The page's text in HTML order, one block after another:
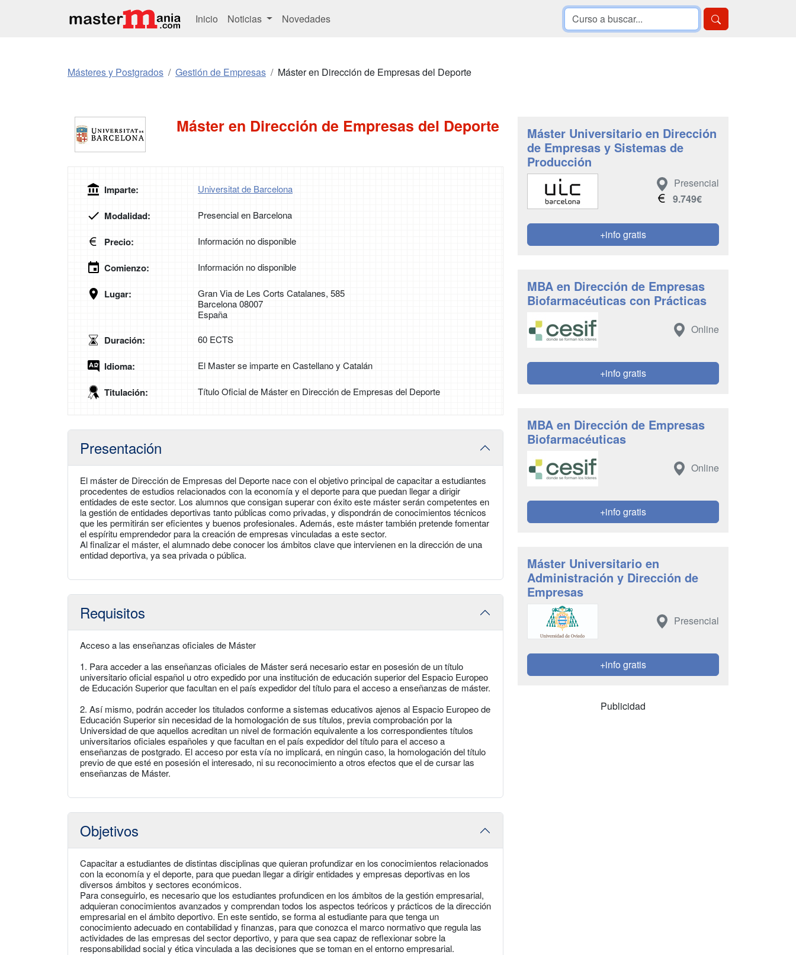
Inicio Noticias Novedades
Másteres y Postgrados Gestión de Empresas Máster en Dirección de Empresas del Deporte
Máster en Dirección de Empresas del Deporte
Imparte: Universitat de Barcelona
Modalidad: Presencial en Barcelona
Precio: Información no disponible
Comienzo: Información no disponible
Lugar:
Gran Via de Les Corts Catalanes, 585
Barcelona 08007
España
Duración: 60 ECTS
Idioma: El Master se imparte en Castellano y Catalán
Titulación: Título Oficial de Máster en Dirección de Empresas del Deporte
Presentación
El máster de Dirección de Empresas del Deporte nace con el objetivo principal de capacitar a estudiantes
procedentes de estudios relacionados con la economía y el deporte para que puedan llegar a dirigir
entidades de este sector. Los alumnos que consigan superar con éxito este máster serán competentes en
la gestión de entidades deportivas tanto públicas como privadas, y dispondrán de conocimientos técnicos
que les permitirán ser eficientes y buenos profesionales. Además, este máster también pretende fomentar
el espíritu emprendedor para la creación de empresas vinculadas a este sector.
Al finalizar el máster, el alumnado debe conocer los ámbitos clave que intervienen en la dirección de una
entidad deportiva, ya sea privada o pública.
Requisitos
Acceso a las enseñanzas oficiales de Máster
1. Para acceder a las enseñanzas oficiales de Máster será necesario estar en posesión de un título
universitario oficial español u otro expedido por una institución de educación superior del Espacio Europeo
de Educación Superior que facultan en el país expedidor del título para el acceso a enseñanzas de máster.
2. Así mismo, podrán acceder los titulados conforme a sistemas educativos ajenos al Espacio Europeo de
Educación Superior sin necesidad de la homologación de sus títulos, previa comprobación por la
Universidad de que aquellos acreditan un nivel de formación equivalente a los correspondientes títulos
universitarios oficiales españoles y que facultan en el país expedidor del título para el acceso a
enseñanzas de postgrado. El acceso por esta vía no implicará, en ningún caso, la homologación del título
previo de que esté en posesión el interesado, ni su reconocimiento a otros efectos que el de cursar las
enseñanzas de Máster.
Objetivos
Capacitar a estudiantes de distintas disciplinas que quieran profundizar en los conocimientos relacionados
con la economía y el deporte, para que puedan llegar a dirigir entidades y empresas deportivas en los
diversos ámbitos y sectores económicos.
Para conseguirlo, es necesario que los estudiantes profundicen en los ámbitos de la gestión empresarial,
adquieran conocimientos avanzados y comprendan todos los aspectos teóricos y prácticos de la dirección
empresarial en el ámbito deportivo. En este sentido, se forma al estudiante para que tenga un
conocimiento adecuado en contabilidad y finanzas, para que conozca el marco normativo que regula las
actividades de las empresas del sector deportivo, y para que sea capaz de reflexionar sobre la
responsabilidad social y ética vinculada a las decisiones que se toman en el entorno empresarial.
Máster Universitario en Dirección
de Empresas y Sistemas de
Producción
Presencial
9.749€
+info gratis
MBA en Dirección de Empresas
Biofarmacéuticas con Prácticas
Online
+info gratis
MBA en Dirección de Empresas
Biofarmacéuticas
Online
+info gratis
Máster Universitario en
Administración y Dirección de
Empresas
Presencial
+info gratis
Publicidad